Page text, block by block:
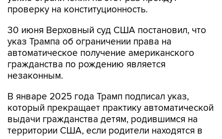
30 июня Верховный суд США постановил, что
автоматическое получение американского
гражданства по рождению является
незаконным.
В январе 2025 года Трамп подписал указ,
выдачи гражданства детям, родившимся на
территории США, если родители находятся в
стране нелегально или по краткосрочным
визам.